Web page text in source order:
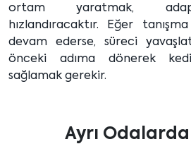
ortam yaratmak,
hızlandıracaktır. Eğer
devam ederse, süreci
önceki adıma dönerek
sağlamak gerekir.
Ayrı